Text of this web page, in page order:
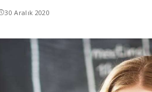
30 Aralık 2020